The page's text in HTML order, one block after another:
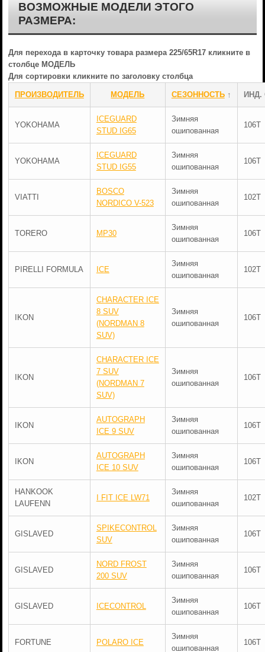
ВОЗМОЖНЫЕ МОДЕЛИ ЭТОГО
РАЗМЕРА:
Для перехода в карточку товара размера 225/65R17 кликните в
столбце МОДЕЛЬ
Для сортировки кликните по заголовку столбца
ПРОИЗВОДИТЕЛЬ МОДЕЛЬ СЕЗОННОСТЬ↑ ИНД.
YOKOHAMA
ICEGUARD
STUD IG65
Зимняя
ошипованная
106T
YOKOHAMA
ICEGUARD
STUD IG55
Зимняя
ошипованная
106T
VIATTI
BOSCO
NORDICO V-523
Зимняя
ошипованная
102T
TORERO MP30
Зимняя
ошипованная
106T
PIRELLI FORMULA ICE
Зимняя
ошипованная
102T
IKON
CHARACTER ICE
8 SUV
(NORDMAN 8
SUV)
Зимняя
ошипованная
106T
IKON
CHARACTER ICE
7 SUV
(NORDMAN 7
SUV)
Зимняя
ошипованная
106T
IKON
AUTOGRAPH
ICE 9 SUV
Зимняя
ошипованная
106T
IKON
AUTOGRAPH
ICE 10 SUV
Зимняя
ошипованная
106T
HANKOOK
LAUFENN
I FIT ICE LW71
Зимняя
ошипованная
102T
GISLAVED
SPIKECONTROL
SUV
Зимняя
ошипованная
106T
GISLAVED
NORD FROST
200 SUV
Зимняя
ошипованная
106T
GISLAVED ICECONTROL
Зимняя
ошипованная
106T
FORTUNE POLARO ICE
Зимняя
ошипованная
106T